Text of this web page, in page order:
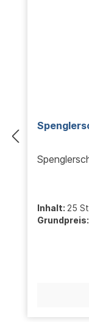
Inhalt: 25
Grundpreis: